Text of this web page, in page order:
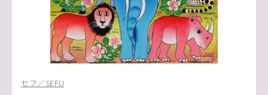
セフ／SEFU